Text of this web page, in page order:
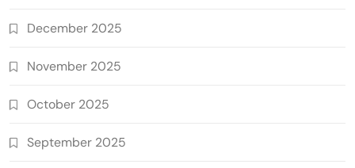
December 2025
November 2025
October 2025
September 2025